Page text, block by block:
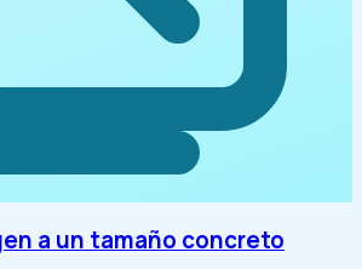
a un tamaño concreto